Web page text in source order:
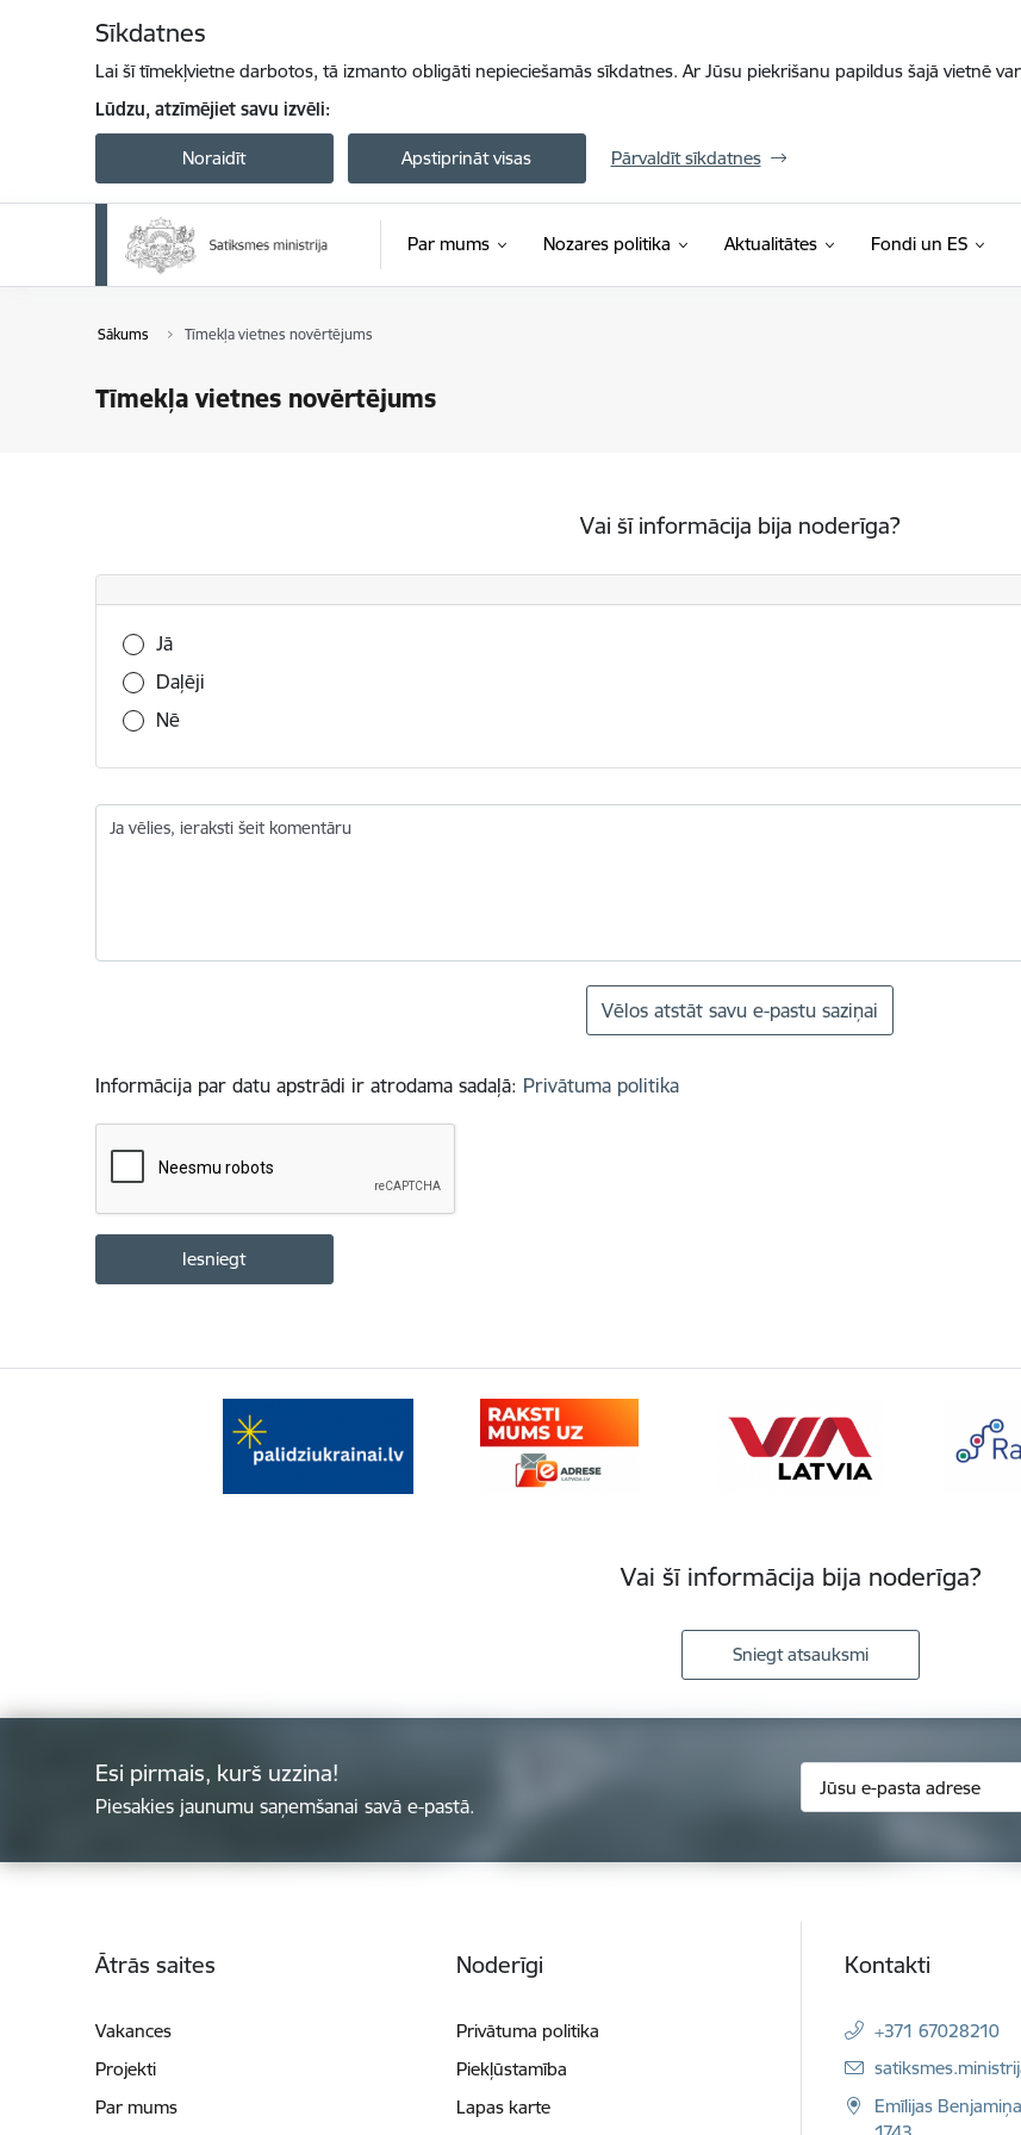
Sīkdatnes
Lai šī tīmekļvietne darbotos, tā izmanto obligāti nepieciešamās sīkdatnes. Ar Jūsu piekrišanu papildus šajā vietnē
Lūdzu, atzīmējiet savu izvēli:
Noraidīt Apstiprināt visas Pārvaldīt sīkdatnes
Par mums Nozares politika Aktualitātes Fondi un ES
Sākums Tīmekļa vietnes novērtējums
Tīmekļa vietnes novērtējums
Vai šī informācija bija noderīga?
Vai šī informācija bija noderīga?
Jā
Daļēji
Nē
Ja vēlies, ieraksti šeit komentāru
Vēlos atstāt savu e-pastu saziņai
Informācija par datu apstrādi ir atrodama sadaļā: Privātuma politika
Vai šī informācija bija noderīga?
Sniegt atsauksmi
Esi pirmais, kurš uzzina!
Piesakies jaunumu saņemšanai savā e-pastā.
Ātrās saites
Vakances
Projekti
Par mums
Noderīgi
Privātuma politika
Piekļūstamība
Lapas karte
Kontakti
+371 67028210
E-pasts:
Emīlijas